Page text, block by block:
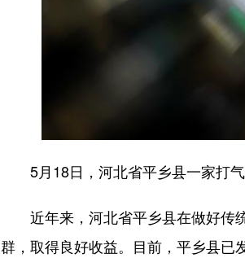
5月18日，河北省平乡县一家打气
近年来，河北省平乡县在做好传
群，取得良好收益。目前，平乡县已